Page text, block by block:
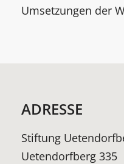
Umsetzungen der
ADRESSE
Stiftung
Uetendorfberg 335